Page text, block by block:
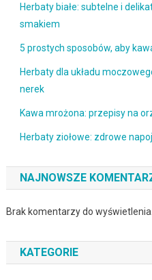
Herbaty białe: subtelne i
smakiem
5 prostych sposobów, aby
Herbaty dla układu
nerek
Kawa mrożona: przepisy na
Herbaty ziołowe: zdrowe
NAJNOWSZE
Brak komentarzy do wyświetlenia.
KATEGORIE